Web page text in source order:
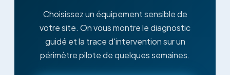
Choisissez un équipement sensible de
votre site. On vous montre le diagnostic
guidé et la trace d'intervention sur un
périmètre pilote de quelques semaines.